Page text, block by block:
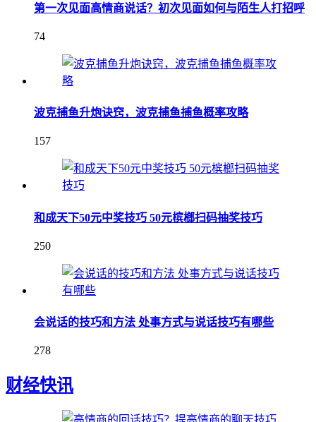
第一次见面高情商说话？初次见面如何与陌生人打招呼
74
波克捕鱼升炮诀窍，波克捕鱼捕鱼概率攻略
157
和成天下50元中奖技巧 50元槟榔扫码抽奖技巧
250
会说话的技巧和方法 处事方式与说话技巧有哪些
278
财经快讯